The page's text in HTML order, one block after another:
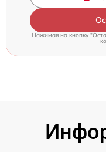
Нажимая на кнопку